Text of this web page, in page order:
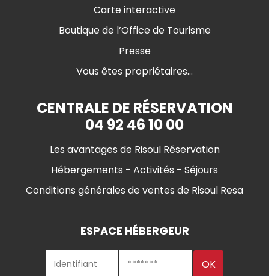
Carte interactive
Boutique de l’Office de Tourisme
Presse
Vous êtes propriétaires...
CENTRALE DE RÉSERVATION
04 92 46 10 00
Les avantages de Risoul Réservation
Hébergements - Activités - Séjours
Conditions générales de ventes de Risoul Resa
ESPACE HÉBERGEUR